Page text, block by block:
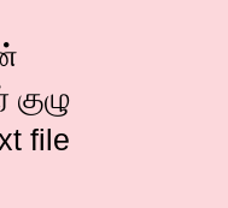
குழு
file